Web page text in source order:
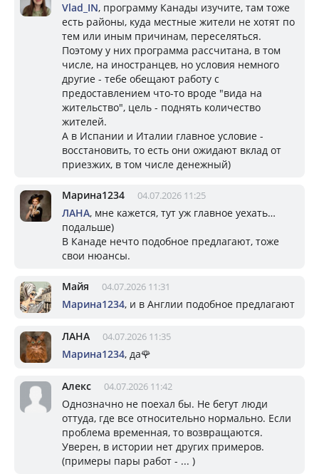
Vlad_IN, программу Канады изучите, там тоже
есть районы, куда местные жители не хотят по
тем или иным причинам, переселяться.
Поэтому у них программа рассчитана, в том
числе, на иностранцев, но условия немного
другие - тебе обещают работу с
предоставлением что-то вроде "вида на
жительство", цель - поднять количество
жителей.
А в Испании и Италии главное условие -
восстановить, то есть они ожидают вклад от
приезжих, в том числе денежный)
Марина1234 04.07.2026 11:25
ЛАНА, мне кажется, тут уж главное уехать…
подальше)
В Канаде нечто подобное предлагают, тоже
свои нюансы.
Майя 04.07.2026 11:31
Марина1234, и в Англии подобное предлагают
ЛАНА 04.07.2026 11:35
Марина1234, да🌹
Алекс 04.07.2026 11:42
Однозначно не поехал бы. Не бегут люди
оттуда, где все относительно нормально. Если
проблема временная, то возвращаются.
Уверен, в истории нет других примеров.
(примеры пары работ - ... )